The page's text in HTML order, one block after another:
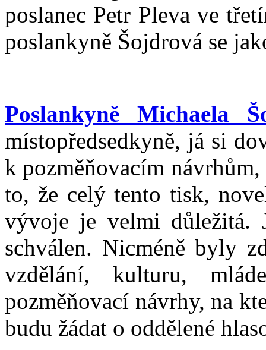
poslanec Petr Pleva ve
poslankyně Šojdrová se
Poslankyně Michaela
místopředsedkyně, já si
k pozměňovacím
to, že celý tento tisk,
vývoje je velmi důležitá.
schválen. Nicméně byly
vzdělání, kulturu,
pozměňovací návrhy, na
budu žádat o oddělené